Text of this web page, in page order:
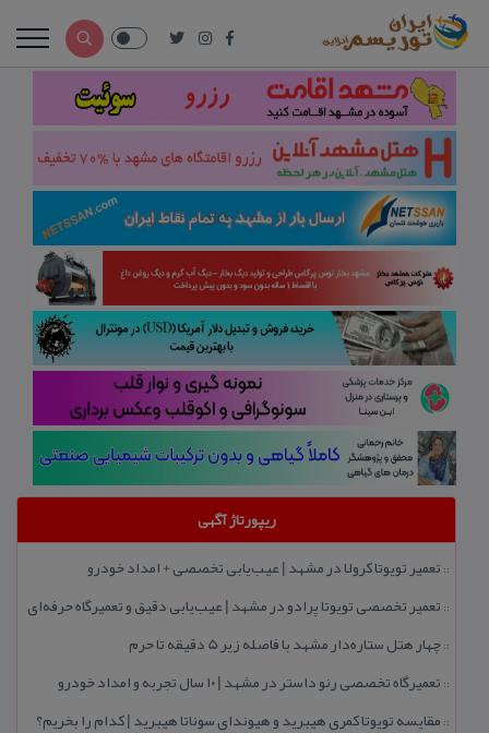
ریپورتاژ آگهی
:: تعمیر تویوتا كرولا در مشهد | عیب‌یابی تخصصی + امداد خودرو
:: تعمیر تخصصی تویوتا پرادو در مشهد | عیب‌یابی دقیق و تعمیرگاه حرفه‌ای
::چهار هتل‌ ستاره‌دار مشهد با فاصله زیر 5 دقیقه تا حرم
:: تعمیرگاه تخصصی رنو داستر در مشهد | ۱۰ سال تجربه و امداد خودرو
:: مقایسه تویوتا كمری هیبرید و هیوندای سوناتا هیبرید | كدام را بخریم؟